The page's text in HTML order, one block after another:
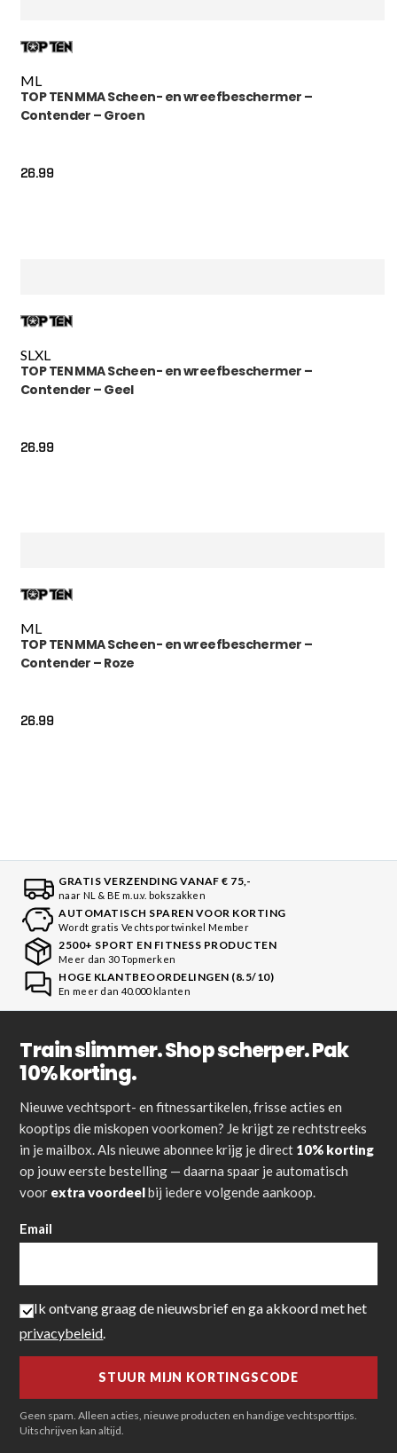
ML
TOP TEN MMA Scheen- en wreefbeschermer –
Contender – Groen
26.99
SL XL
TOP TEN MMA Scheen- en wreefbeschermer –
Contender – Geel
26.99
ML
TOP TEN MMA Scheen- en wreefbeschermer –
Contender – Roze
26.99
GRATIS VERZENDING VANAF € 75,-
naar NL & BE m.u.v. bokszakken
AUTOMATISCH SPAREN VOOR KORTING
Wordt gratis Vechtsportwinkel Member
2500+ SPORT EN FITNESS PRODUCTEN
Meer dan 30 Topmerken
HOGE KLANTBEOORDELINGEN (8.5/10)
En meer dan 40.000 klanten
Train slimmer. Shop scherper. Pak
10% korting.
Nieuwe vechtsport- en fitnessartikelen, frisse acties en
kooptips die miskopen voorkomen? Je krijgt ze rechtstreeks
in je mailbox. Als nieuwe abonnee krijg je direct 10% korting
op jouw eerste bestelling — daarna spaar je automatisch
voor extra voordeelbij iedere volgende aankoop.
Email
Ik ontvang graag de nieuwsbrief en ga akkoord met het
privacybeleid.
Geen spam. Alleen acties, nieuwe producten en handige vechtsporttips.
Uitschrijven kan altijd.